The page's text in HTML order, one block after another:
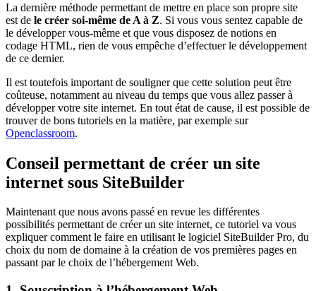
La dernière méthode permettant de mettre en place son propre site
est de le créer soi-même de A à Z. Si vous vous sentez capable de
le développer vous-même et que vous disposez de notions en
codage HTML, rien de vous empêche d’effectuer le développement
de ce dernier.
Il est toutefois important de souligner que cette solution peut être
coûteuse, notamment au niveau du temps que vous allez passer à
développer votre site internet. En tout état de cause, il est possible de
trouver de bons tutoriels en la matière, par exemple sur
Openclassroom.
Conseil permettant de créer un site
internet sous SiteBuilder
Maintenant que nous avons passé en revue les différentes
possibilités permettant de créer un site internet, ce tutoriel va vous
expliquer comment le faire en utilisant le logiciel SiteBuilder Pro, du
choix du nom de domaine à la création de vos premières pages en
passant par le choix de l’hébergement Web.